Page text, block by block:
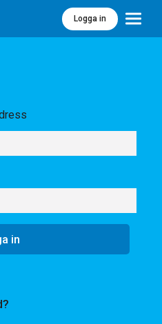
Logga in Meny